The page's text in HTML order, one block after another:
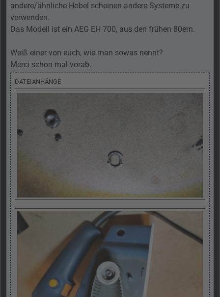
andere/ähnliche Hobel scheinen andere Systeme zu
verwenden.
Das Modell ist ein AEG EH 700, aus den frühen 80ern.
Weiß einer von euch, wie man sowas nennt?
Merci schon mal vorab.
DATEIANHÄNGE